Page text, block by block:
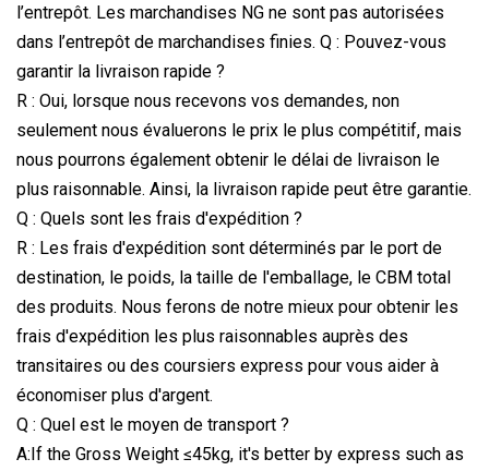
l’entrepôt. Les marchandises NG ne sont pas autorisées
dans l’entrepôt de marchandises finies. Q : Pouvez-vous
garantir la livraison rapide ?
R : Oui, lorsque nous recevons vos demandes, non
seulement nous évaluerons le prix le plus compétitif, mais
nous pourrons également obtenir le délai de livraison le
plus raisonnable. Ainsi, la livraison rapide peut être garantie.
Q : Quels sont les frais d'expédition ?
R : Les frais d'expédition sont déterminés par le port de
destination, le poids, la taille de l'emballage, le CBM total
des produits. Nous ferons de notre mieux pour obtenir les
frais d'expédition les plus raisonnables auprès des
transitaires ou des coursiers express pour vous aider à
économiser plus d'argent.
Q : Quel est le moyen de transport ?
A:If the Gross Weight ≤45kg, it's better by express such as